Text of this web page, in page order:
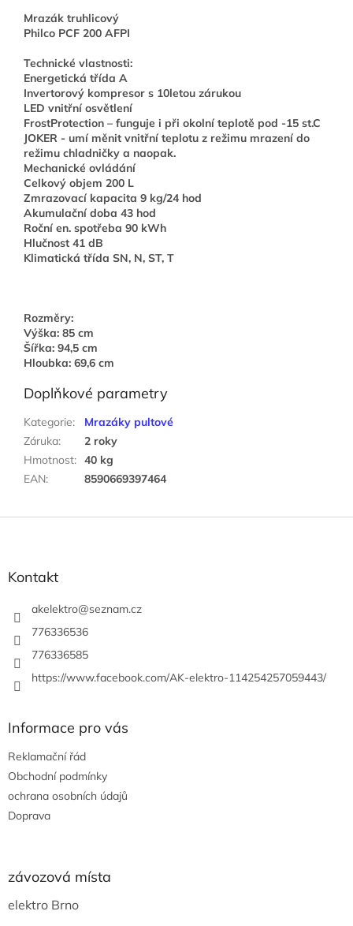
Mrazák truhlicový
Philco PCF 200 AFPI
Technické vlastnosti:
Energetická třída A
Invertorový kompresor s 10letou zárukou
LED vnitřní osvětlení
FrostProtection – funguje i při okolní teplotě pod -15 st.C
JOKER - umí měnit vnitřní teplotu z režimu mrazení do
režimu chladničky a naopak.
Mechanické ovládání
Celkový objem 200 L
Zmrazovací kapacita 9 kg/24 hod
Akumulační doba 43 hod
Roční en. spotřeba 90 kWh
Hlučnost 41 dB
Klimatická třída SN, N, ST, T
Rozměry:
Výška: 85 cm
Šířka: 94,5 cm
Hloubka: 69,6 cm
Doplňkové parametry
Kategorie:
Mrazáky pultové
Záruka:
2 roky
Hmotnost: 40 kg
EAN: 8590669397464
Z
Kontakt
akelektro@seznam.cz
776336536
776336585
https://www.facebook.com/AK-elektro-114254257059443/
Informace pro vás
Reklamační řád
Obchodní podmínky
ochrana osobních údajů
Doprava
závozová místa
elektro Brno